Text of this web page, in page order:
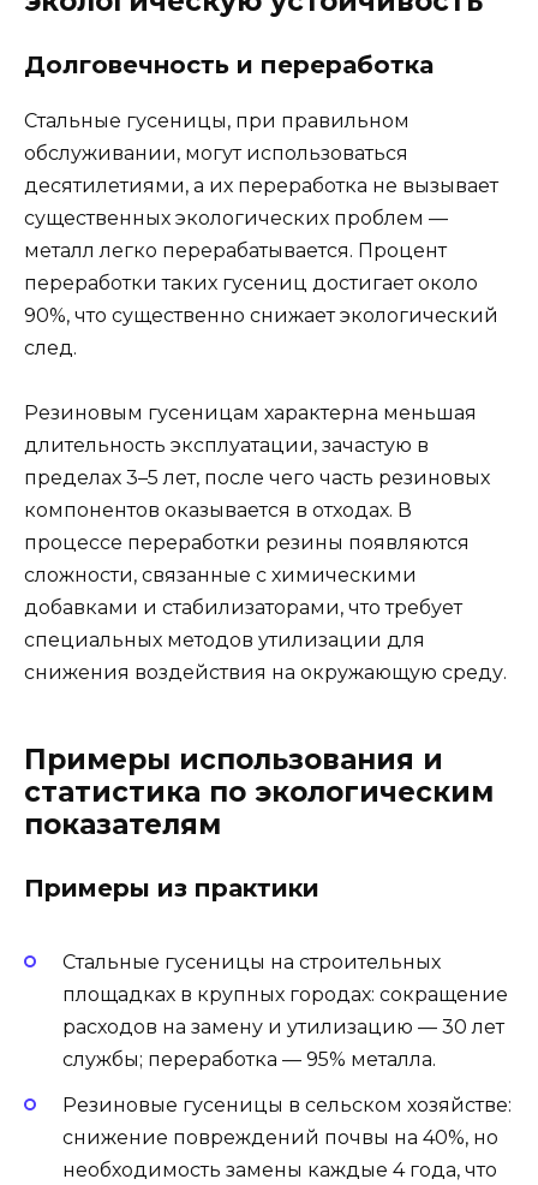
Долговечность и переработка
Стальные гусеницы, при правильном
обслуживании, могут использоваться
десятилетиями, а их переработка не вызывает
существенных экологических проблем —
металл легко перерабатывается. Процент
переработки таких гусениц достигает около
90%, что существенно снижает экологический
след.
Резиновым гусеницам характерна меньшая
длительность эксплуатации, зачастую в
пределах 3–5 лет, после чего часть резиновых
компонентов оказывается в отходах. В
процессе переработки резины появляются
сложности, связанные с химическими
добавками и стабилизаторами, что требует
специальных методов утилизации для
снижения воздействия на окружающую среду.
Примеры использования и
статистика по экологическим
показателям
Примеры из практики
Стальные гусеницы на строительных
площадках в крупных городах: сокращение
расходов на замену и утилизацию — 30 лет
службы; переработка — 95% металла.
Резиновые гусеницы в сельском хозяйстве:
снижение повреждений почвы на 40%, но
необходимость замены каждые 4 года, что